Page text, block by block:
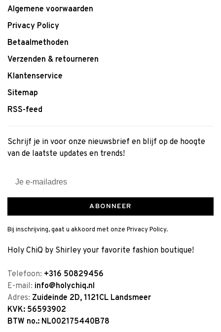
Algemene voorwaarden
Privacy Policy
Betaalmethoden
Verzenden & retourneren
Klantenservice
Sitemap
RSS-feed
Schrijf je in voor onze nieuwsbrief en blijf op de hoogte
van de laatste updates en trends!
ABONNEER
Bij inschrijving, gaat u akkoord met onze Privacy Policy.
Holy ChiQ by Shirley your favorite fashion boutique!
Telefoon: +316 50829456
E-mail: info@holychiq.nl
Adres: Zuideinde 2D, 1121CL Landsmeer
KVK: 56593902
BTW no.: NL002175440B78